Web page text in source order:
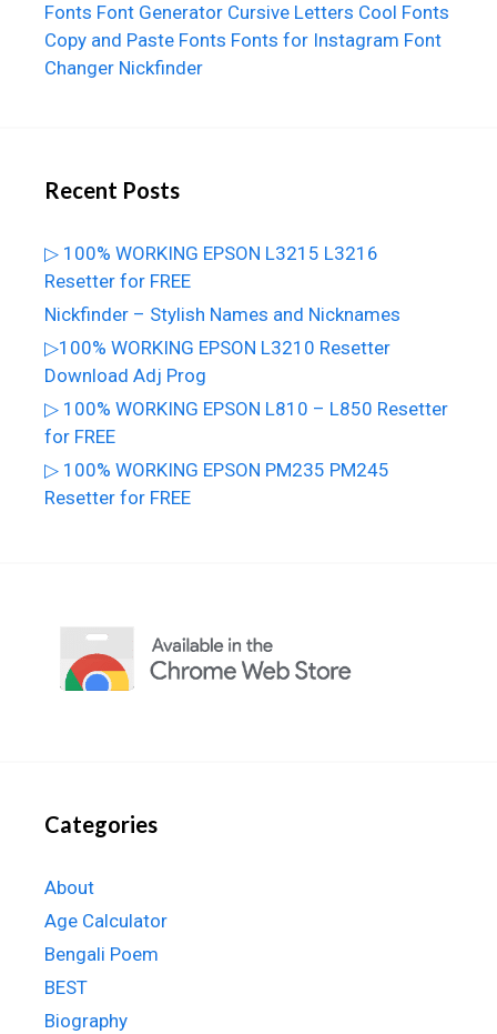
Fonts Font Generator Cursive Letters Cool Fonts
Copy and Paste Fonts Fonts for Instagram Font
Changer Nickfinder
Recent Posts
▷ 100% WORKING EPSON L3215 L3216
Resetter for FREE
Nickfinder – Stylish Names and Nicknames
▷100% WORKING EPSON L3210 Resetter
Download Adj Prog
▷ 100% WORKING EPSON L810 – L850 Resetter
for FREE
▷ 100% WORKING EPSON PM235 PM245
Resetter for FREE
Categories
About
Age Calculator
Bengali Poem
BEST
Biography